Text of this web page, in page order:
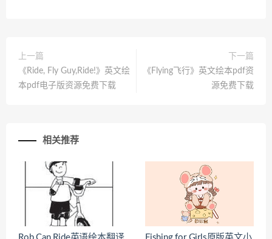
上一篇
《Ride, Fly Guy,Ride!》英文绘
本pdf电子版资源免费下载
下一篇
《Flying飞行》英文绘本pdf资
源免费下载
相关推荐